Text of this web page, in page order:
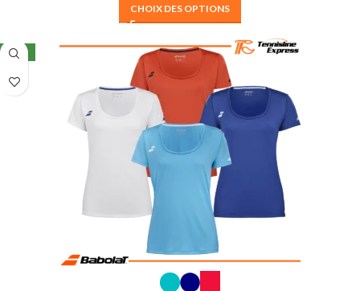
CHOIX DES OPTIONS
NEW